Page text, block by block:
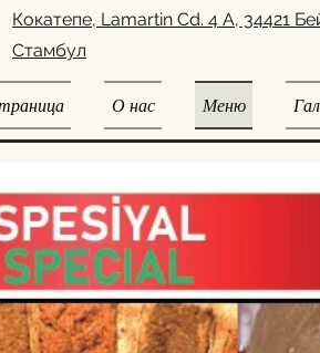
Кокатепе, Lamartin Cd. 4 А, 34421
Стамбул
О нас Меню